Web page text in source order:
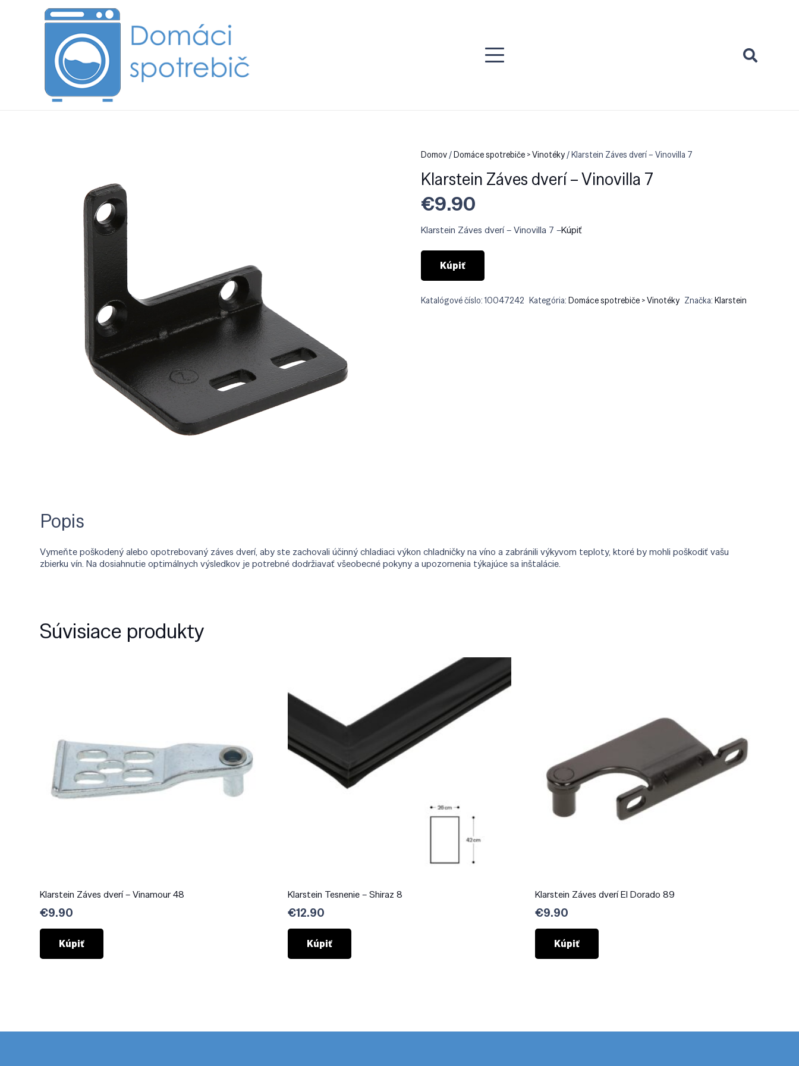
Domov/Domáce spotrebiče > Vinotéky/ Klarstein Záves dverí – Vinovilla 7
Klarstein Záves dverí – Vinovilla 7
€9.90
Klarstein Záves dverí – Vinovilla 7 –Kúpiť
Kúpiť
Katalógové číslo:10047242 Kategória:Domáce spotrebiče > Vinotéky Značka: Klarstein
Popis
Vymeňte poškodený alebo opotrebovaný záves dverí, aby ste zachovali účinný chladiaci výkon chladničky na víno a zabránili výkyvom teploty, ktoré by mohli poškodiť vašu
zbierku vín. Na dosiahnutie optimálnych výsledkov je potrebné dodržiavať všeobecné pokyny a upozornenia týkajúce sa inštalácie.
Súvisiace produkty
Klarstein Záves dverí – Vinamour 48
€9.90
Kúpiť
Klarstein Tesnenie – Shiraz 8
€12.90
Kúpiť
Klarstein Záves dverí El Dorado 89
€9.90
Kúpiť